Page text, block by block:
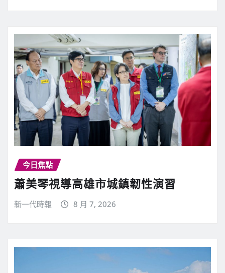
今日焦點
蕭美琴視導高雄市城鎮韌性演習
新一代時報 8 月 7, 2026